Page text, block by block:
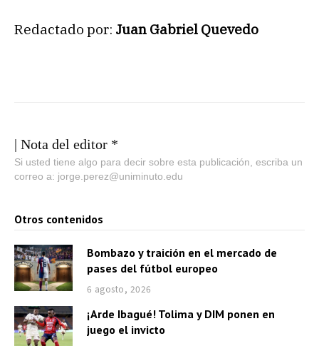
Redactado por: Juan Gabriel Quevedo
| Nota del editor *
Si usted tiene algo para decir sobre esta publicación, escriba un
correo a: jorge.perez@uniminuto.edu
Otros contenidos
Bombazo y traición en el mercado de
pases del fútbol europeo
6 agosto, 2026
¡Arde Ibagué! Tolima y DIM ponen en
juego el invicto